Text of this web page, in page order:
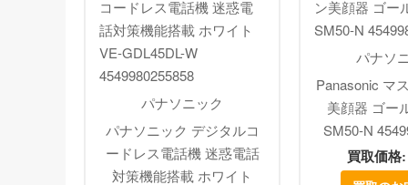
パナソニック
パナソニック デジタルコ
ードレス電話機 迷惑電話
対策機能搭載 ホワイト
パナソ
Panasonic マ
美顔器 ゴー
SM50-N
買取価格